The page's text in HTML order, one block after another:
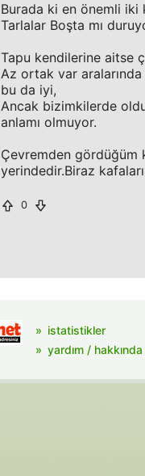
Burada ki en önemli iki
Tarlalar Boşta mı
Tapu kendilerine aitse
Az ortak var
bu da iyi,
Ancak bizimkilerde
anlamı olmuyor.
Çevremden gördüğüm
yerindedir.Biraz
0
istatistikler
yardım / hakkında